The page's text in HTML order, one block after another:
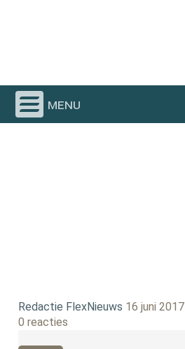
menu
Redactie FlexNieuws 16 juni 2017
0 reacties